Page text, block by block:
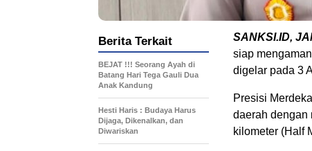
SANKSI.ID,
siap
digelar pada 3
Presisi
daerah dengan
kilometer (Half
Berita Terkait
BEJAT !!! Seorang Ayah di
Batang Hari Tega Gauli Dua
Anak Kandung
Hesti Haris : Budaya Harus
Dijaga, Dikenalkan, dan
Diwariskan